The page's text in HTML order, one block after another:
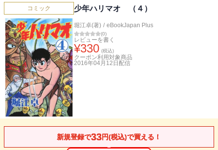
コミック 少年ハリマオ （４）
堀江卓(著) / eBookJapan Plus
(0)
レビューを書く
¥330 (税込)
クーポン利用対象商品
2016年04月12日 配信
新規登録で33円(税込)で買える！